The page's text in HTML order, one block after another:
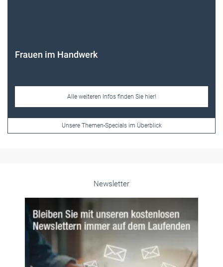
Frauen im Handwerk
Alle weiteren Infos finden Sie hier!
Unsere Themen-Specials im Überblick
Newsletter